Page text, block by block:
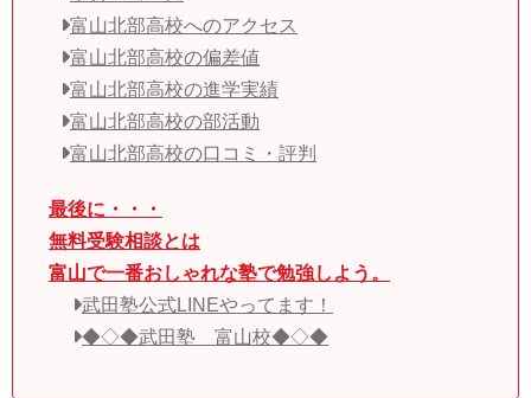
富山北部高校へのアクセス
富山北部高校の偏差値
富山北部高校の進学実績
富山北部高校の部活動
富山北部高校の口コミ・評判
最後に・・・
無料受験相談とは
富山で一番おしゃれな塾で勉強しよう。
武田塾公式LINEやってます！
◆◇◆武田塾 富山校◆◇◆